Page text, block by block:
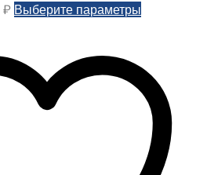
₽ Диапазон
–
200,00 ₽
Выберите параметры
вариаций.
Опции
можно
выбрать
на
странице
товара.